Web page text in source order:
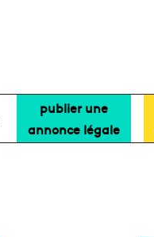
publier une
annonce légale